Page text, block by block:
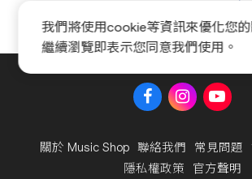
關於 Music Shop 聯絡我們 常見問題
隱私權政策 官方聲明
我們將使用cookie等資訊來優化您的
繼續瀏覽即表示您同意我們使用。